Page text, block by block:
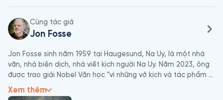
Cùng tác giả
Jon Fosse
Jon Fosse sinh năm 1959 tại Haugesund, Na Uy, là một nhà
văn, nhà biên dịch, nhà viết kịch người Na Uy. Năm 2023, ông
được trao giải Nobel Văn học "vì những vở kịch và tác phẩm
văn xuôi đầy sáng tạo, lên tiếng cho những điều không thể
nói thành lời".
Xem thêm